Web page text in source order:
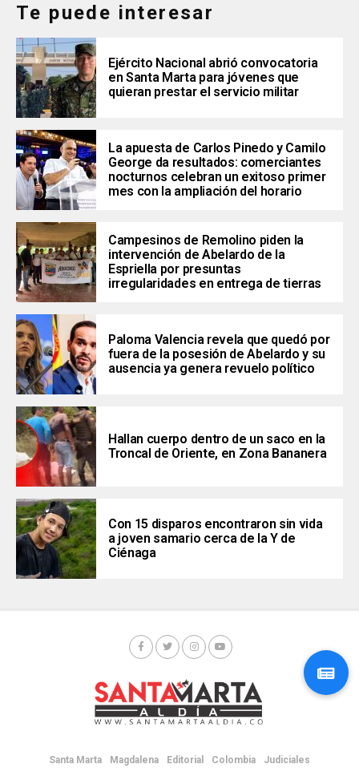
Te puede interesar
Ejército Nacional abrió convocatoria
en Santa Marta para jóvenes que
quieran prestar el servicio militar
La apuesta de Carlos Pinedo y Camilo
George da resultados: comerciantes
nocturnos celebran un exitoso primer
mes con la ampliación del horario
Campesinos de Remolino piden la
intervención de Abelardo de la
Espriella por presuntas
irregularidades en entrega de tierras
Paloma Valencia revela que quedó por
fuera de la posesión de Abelardo y su
ausencia ya genera revuelo político
Hallan cuerpo dentro de un saco en la
Troncal de Oriente, en Zona Bananera
Con 15 disparos encontraron sin vida
a joven samario cerca de la Y de
Ciénaga
Santa Marta Magdalena Editorial Colombia
Judiciales